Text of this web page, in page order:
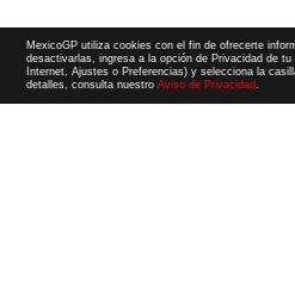
MexicoGP utiliza cookies con el fin de ofrecerte
desactivarlas, ingresa a la opción de Privacidad de
Internet, Ajustes o Preferencias) y selecciona la
detalles, consulta nuestroAviso de Privacidad.